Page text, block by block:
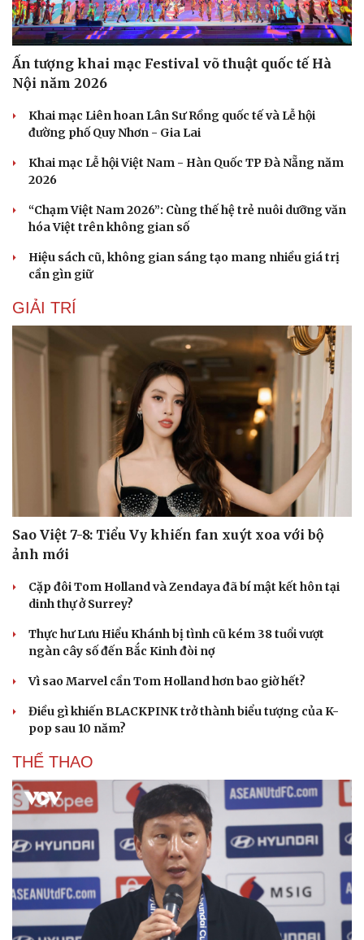
Văn hóa
Văn học
Âm nhạc
Di sản
Giải trí
Thời trang
Ấn tượng khai mạc Festival võ thuật quốc tế Hà
Nội năm 2026
Khai mạc Liên hoan Lân Sư Rồng quốc tế và Lễ hội
đường phố Quy Nhơn - Gia Lai
Khai mạc Lễ hội Việt Nam - Hàn Quốc TP Đà Nẵng năm
2026
“Chạm Việt Nam 2026”: Cùng thế hệ trẻ nuôi dưỡng văn
hóa Việt trên không gian số
Hiệu sách cũ, không gian sáng tạo mang nhiều giá trị
cần gìn giữ
GIẢI TRÍ
Sao Việt 7-8: Tiểu Vy khiến fan xuýt xoa với bộ
ảnh mới
Cặp đôi Tom Holland và Zendaya đã bí mật kết hôn tại
dinh thự ở Surrey?
Thực hư Lưu Hiểu Khánh bị tình cũ kém 38 tuổi vượt
ngàn cây số đến Bắc Kinh đòi nợ
Vì sao Marvel cần Tom Holland hơn bao giờ hết?
Điều gì khiến BLACKPINK trở thành biểu tượng của K-
pop sau 10 năm?
THỂ THAO